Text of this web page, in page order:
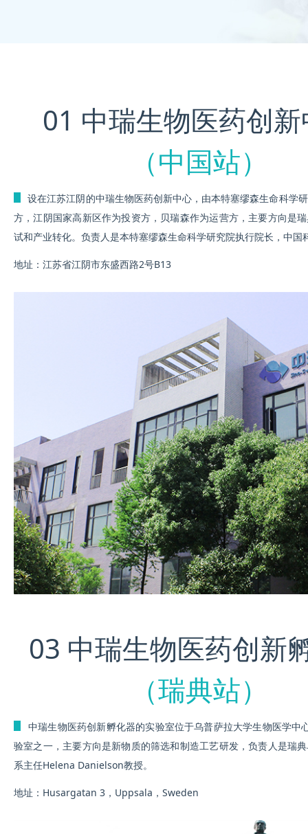
中瑞生物医药创新孵化器的实验室位于乌普萨拉大学生物医学中
验室之一，主要方向是新物质的筛选和制造工艺研发，负责人是瑞
系主任Helena Danielson教授。
地址：Husargatan 3，Uppsala，Sweden
03 中瑞生物医药创新
（瑞典站）
ꄶ
设在江苏江阴的中瑞生物医药创新中心，由本特塞缪森生命科学
方，江阴国家高新区作为投资方，贝瑞森作为运营方，主要方向是
试和产业转化。负责人是本特塞缪森生命科学研究院执行院长，中国
地址：江苏省江阴市东盛西路2号B13
01 中瑞生物医药创
（中国站）
ꄶ